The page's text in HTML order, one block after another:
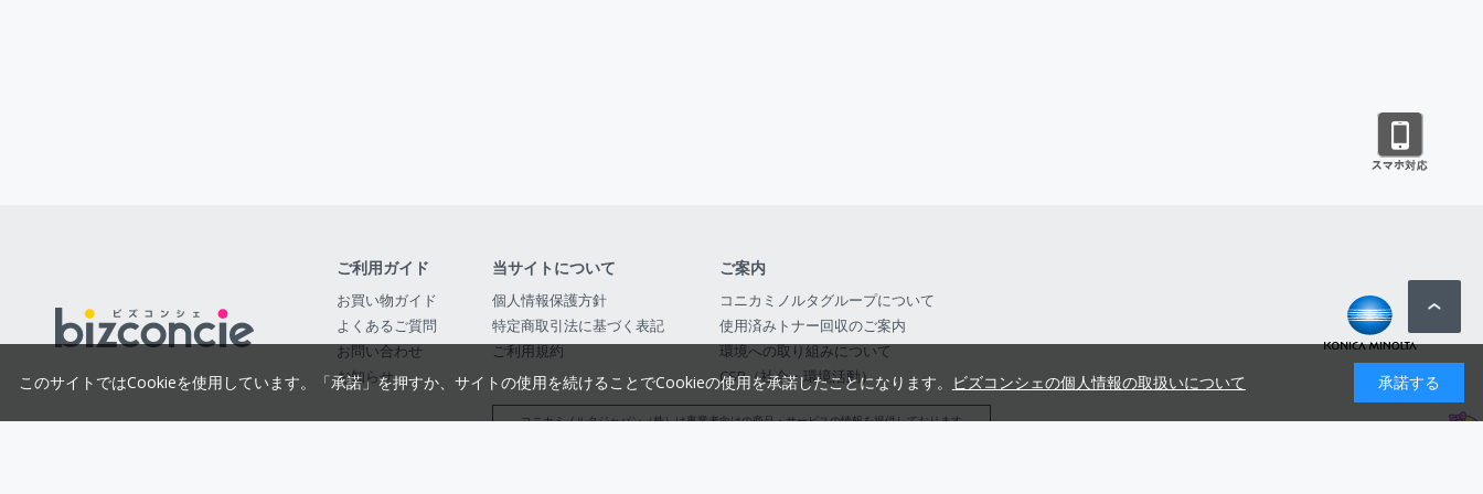
ご利用ガイド
お買い物ガイド
よくあるご質問
お問い合わせ
お知らせ
当サイトについて
個人情報保護方針
特定商取引法に基づく表記
ご利用規約
ご案内
コニカミノルタグループについて
使用済みトナー回収のご案内
環境への取り組みについて
CSR（社会・環境活動）
コニカミノルタジャパン（株）は事業者向けの商品・サービスの情報を提供しております
このサイトではCookieを使用しています。「承諾」を押すか、サイトの使用を続けることでCookieの使用を承諾したことになります。 ビズコンシェの個人情報の取扱いについて 承諾する